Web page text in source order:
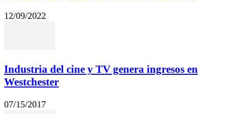
12/09/2022
Industria del cine y TV genera ingresos en
Westchester
07/15/2017